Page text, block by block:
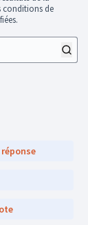
conditions de
réponse